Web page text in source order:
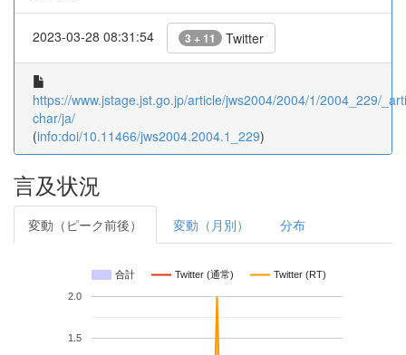
2023-03-28 08:31:54 3 + 11 Twitter
https://www.jstage.jst.go.jp/article/jws2004/2004/1/2004_229/
char/ja/
(info:doi/10.11466/jws2004.2004.1_229)
言及状況
変動（ピーク前後） 変動（月別） 分布
合計 Twitter (通常) Twitter (RT)
1.5
2.0